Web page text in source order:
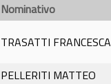
Nominativo
TRASATTI FRANCESCA
PELLERITI MATTEO